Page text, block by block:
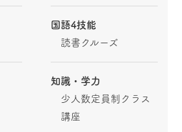
国語4技能
読書クルーズ
知識・学力
少人数定員制クラス
講座